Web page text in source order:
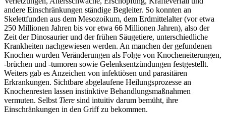
andere Einschränkungen ständige Begleiter. So konnten an
Skelettfunden aus dem Mesozoikum, dem Erdmittelalter (vor etwa
250 Millionen Jahren bis vor etwa 66 Millionen Jahren), also der
Zeit der Dinosaurier und der frühen Säugetiere, unterschiedliche
Krankheiten nachgewiesen werden. An manchen der gefundenen
Knochen wurden Veränderungen als Folge von Knocheneiterungen,
-brüchen und -tumoren sowie Gelenksentzündungen festgestellt.
Weiters gab es Anzeichen von infektiösen und parasitären
Erkrankungen. Sichtbare abgelaufene Heilungsprozesse an
Knochenresten lassen instinktive Behandlungsmaßnahmen
vermuten. Selbst Tiere sind intuitiv darum bemüht, ihre
Einschränkungen in den Griff zu bekommen.